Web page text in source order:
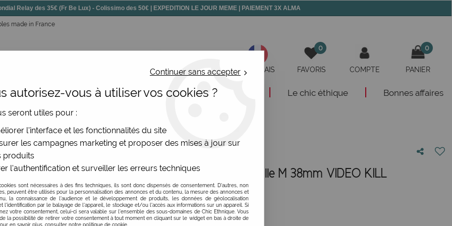
Relay des 35€ (Fr Be Lux) - Colissimo des 50€ | EXPEDITION LE JOUR MEME | PAIEMENT 3X ALMA
made in France
FRANÇAIS
0
FAVORIS COMPTE
0
PANIER
Chaussures Bijoux Nouveautés Le chic éthique Bonnes affaires
Grande caps géométrique taille M 38mm VIDEO KILL
Grande caps géométrique taille M 38mm VIDEO KILL
Soyez le premier à donner votre avis !
4,00 €TTC
Continuer sans accepter
autorisez-vous à utiliser vos cookies ?
seront utiles pour :
l'interface et les fonctionnalités du site
les campagnes marketing et proposer des mises à jour sur
produits
l'authentification et surveiller les erreurs techniques
sont nécessaires à des fins techniques, ils sont donc dispensés de consentement. D'autres, non
peuvent être utilisés pour la personnalisation des annonces et du contenu, la mesure des annonces et
la connaissance de l'audience et le développement de produits, les données de géolocalisation
l'identification par le balayage de l'appareil, le stockage et/ou l'accès aux informations sur un appareil. Si
votre consentement, celui-ci sera valable sur l’ensemble des sous-domaines de Chic Ethnique. Vous
la possibilité de retirer votre consentement à tout moment en cliquant sur le widget en bas à droite de
en savoir plus, consulter notre politique de cookie.